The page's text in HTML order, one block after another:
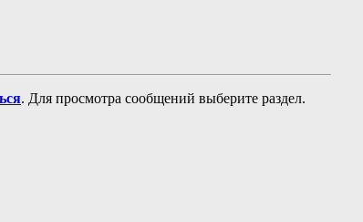
. Для просмотра сообщений выберите раздел.